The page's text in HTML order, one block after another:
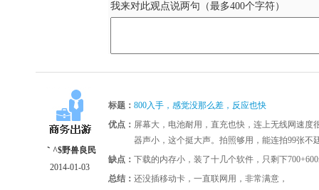
我来对此观点说两句（最多400个字符）
｀^$野兽良民
2014-01-03
标题： 800入手，感觉没那么差，反应也快
优点： 屏幕大，电池耐用，直充也快，连上无线网速
器声小，这个挺大声。拍照够用，能连拍99张不
缺点： 下载的内存小，装了十几个软件，只剩下
总结： 还没插移动卡，一直联网用，非常满意，